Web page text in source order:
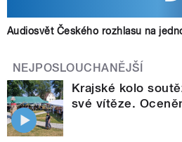
Audiosvět Českého rozhlasu na
NEJPOSLOUCHANĚJŠÍ
Krajské kolo
své vítěze.